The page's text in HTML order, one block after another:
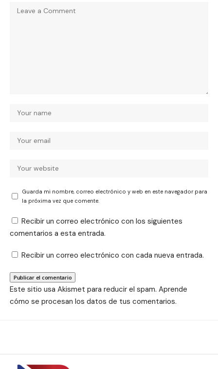
Guarda mi nombre, correo electrónico y web en este navegador para
la próxima vez que comente.
Recibir un correo electrónico con los siguientes
comentarios a esta entrada.
Recibir un correo electrónico con cada nueva entrada.
Este sitio usa Akismet para reducir el spam. Aprende
cómo se procesan los datos de tus comentarios.